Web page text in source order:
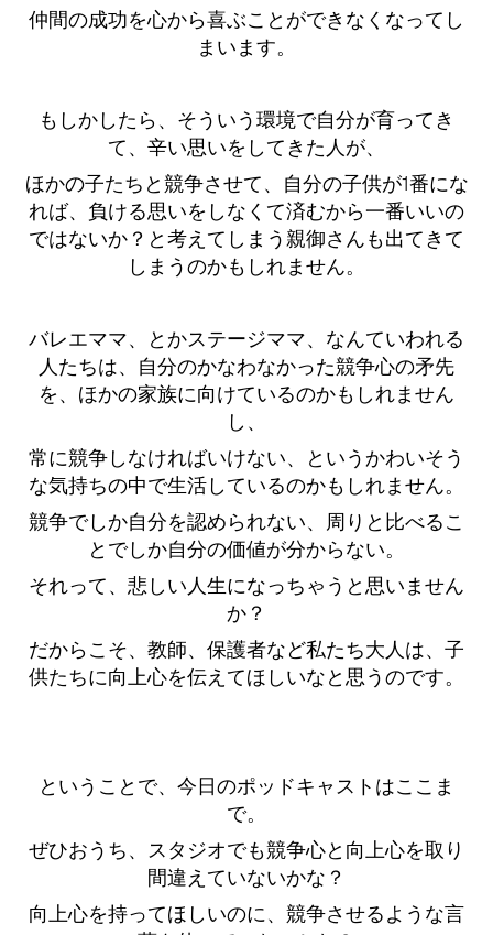
仲間の成功を心から喜ぶことができなくなってし
まいます。
もしかしたら、そういう環境で自分が育ってき
て、辛い思いをしてきた人が、
ほかの子たちと競争させて、自分の子供が1番にな
れば、負ける思いをしなくて済むから一番いいの
ではないか？と考えてしまう親御さんも出てきて
しまうのかもしれません。
バレエママ、とかステージママ、なんていわれる
人たちは、自分のかなわなかった競争心の矛先
を、ほかの家族に向けているのかもしれません
し、
常に競争しなければいけない、というかわいそう
な気持ちの中で生活しているのかもしれません。
競争でしか自分を認められない、周りと比べるこ
とでしか自分の価値が分からない。
それって、悲しい人生になっちゃうと思いません
か？
だからこそ、教師、保護者など私たち大人は、子
供たちに向上心を伝えてほしいなと思うのです。
ということで、今日のポッドキャストはここま
で。
ぜひおうち、スタジオでも競争心と向上心を取り
間違えていないかな？
向上心を持ってほしいのに、競争させるような言